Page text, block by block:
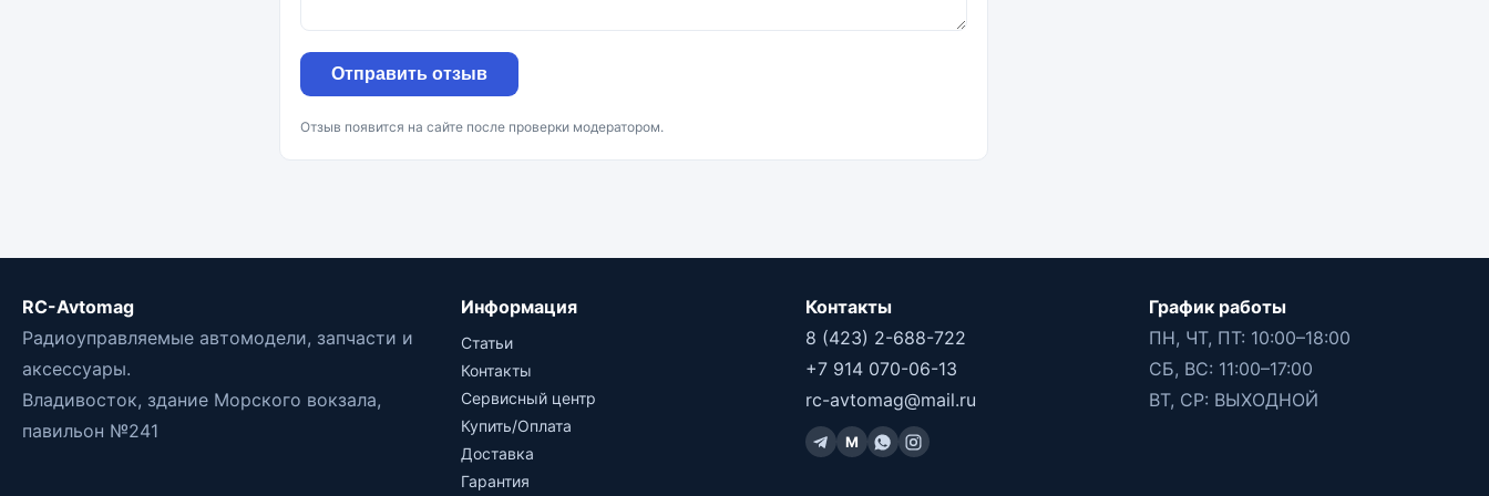
Отправить отзыв
Отзыв появится на сайте после проверки модератором.
RC-Avtomag
Радиоуправляемые автомодели, запчасти и
аксессуары.
Владивосток, здание Морского вокзала,
павильон №241
Информация
Статьи
Контакты
Сервисный центр
Купить/Оплата
Доставка
Гарантия
Контакты
8 (423) 2-688-722
+7 914 070-06-13
rc-avtomag@mail.ru
M
График работы
ПН, ЧТ, ПТ: 10:00–18:00
СБ, ВС: 11:00–17:00
ВТ, СР: ВЫХОДНОЙ